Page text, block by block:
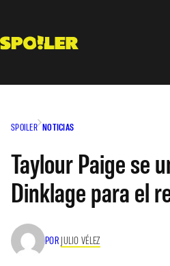
contenido
SPOILER NOTICIAS
Taylour Paige se
Dinklage para el
POR JULIO VÉLEZ